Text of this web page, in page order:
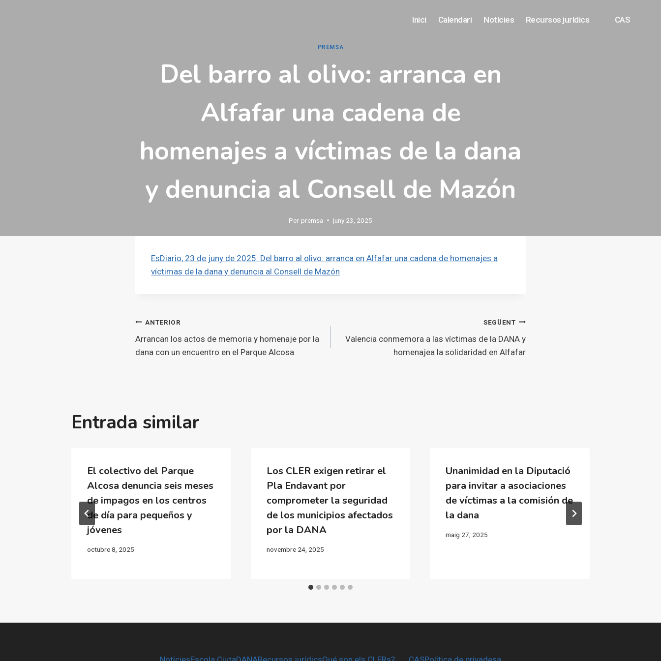
Inici Calendari Notícies Recursos jurídics CAS
PREMSA
Del barro al olivo: arranca en
Alfafar una cadena de
homenajes a víctimas de la dana
y denuncia al Consell de Mazón
Per premsa juny 23, 2025
EsDiario, 23 de juny de 2025: Del barro al olivo: arranca en Alfafar una cadena de homenajes a
víctimas de la dana y denuncia al Consell de Mazón
Navegació
d'entrades
ANTERIOR
Arrancan los actos de memoria y homenaje por la
dana con un encuentro en el Parque Alcosa
SEGÜENT
Valencia conmemora a las víctimas de la DANA y
homenajea la solidaridad en Alfafar
Entrada similar
El colectivo del Parque
Alcosa denuncia seis meses
de impagos en los centros
de día para pequeños y
jóvenes
octubre 8, 2025
Los CLER exigen retirar el
Pla Endavant por
comprometer la seguridad
de los municipios afectados
por la DANA
novembre 24, 2025
Unanimidad en la Diputació
para invitar a asociaciones
de víctimas a la comisión de
la dana
maig 27, 2025